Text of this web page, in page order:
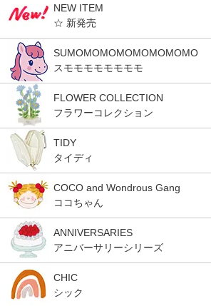
NEW ITEM
☆ 新発売
SUMOMOMOMOMOMOMOMO
スモモモモモモモモ
FLOWER COLLECTION
フラワーコレクション
TIDY
タイディ
COCO and Wondrous Gang
ココちゃん
ANNIVERSARIES
アニバーサリーシリーズ
CHIC
シック